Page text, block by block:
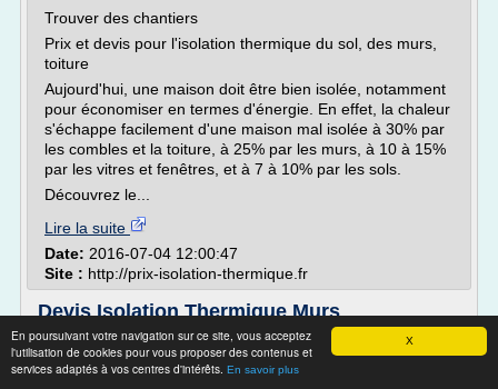
X
En poursuivant votre navigation sur ce site, vous acceptez
l'utilisation de cookies pour vous proposer des contenus et
services adaptés à vos centres d'intérêts. En savoir plus
Trouver des chantiers
Prix et devis pour l'isolation thermique du sol, des murs,
toiture
Aujourd'hui, une maison doit être bien isolée, notamment
pour économiser en termes d'énergie. En effet, la chaleur
s'échappe facilement d'une maison mal isolée à 30% par
les combles et la toiture, à 25% par les murs, à 10 à 15%
par les vitres et fenêtres, et à 7 à 10% par les sols.
Découvrez le...
Lire la suite
Date: 2016-07-04 12:00:47
Site : http://prix-isolation-thermique.fr
Devis Isolation Thermique Murs
Devis Isolation Thermique Murs
Recevez jusqu'à 5 Devis Gratuits !